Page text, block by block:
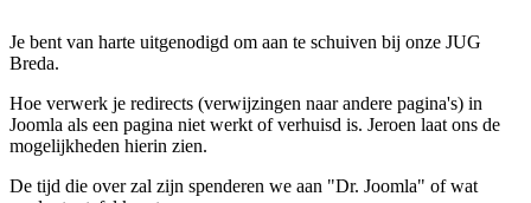
Je bent van harte uitgenodigd om aan te schuiven bij onze JUG
Breda.
Hoe verwerk je redirects (verwijzingen naar andere pagina's) in
Joomla als een pagina niet werkt of verhuisd is. Jeroen laat ons de
mogelijkheden hierin zien.
De tijd die over zal zijn spenderen we aan "Dr. Joomla" of wat